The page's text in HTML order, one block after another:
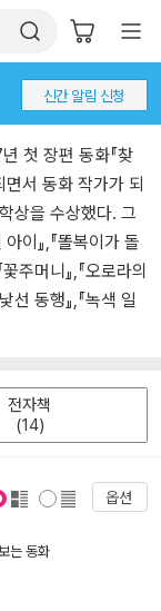
신간 알림 신청
첫 장편 동화『찾
면서 동화 작가가 되
상을 수상했다. 그
이』,『똘복이가 돌
주머니』,『오로라의
동행』,『녹색 일
전자책
(14)
옵션
는 동화